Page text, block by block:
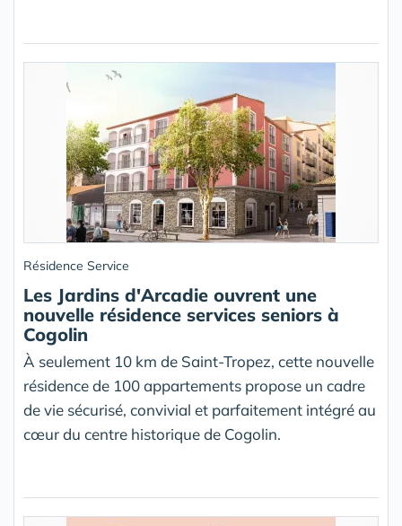
Résidence Service
Les Jardins d'Arcadie ouvrent une
nouvelle résidence services seniors à
Cogolin
À seulement 10 km de Saint-Tropez, cette nouvelle
résidence de 100 appartements propose un cadre
de vie sécurisé, convivial et parfaitement intégré au
cœur du centre historique de Cogolin.